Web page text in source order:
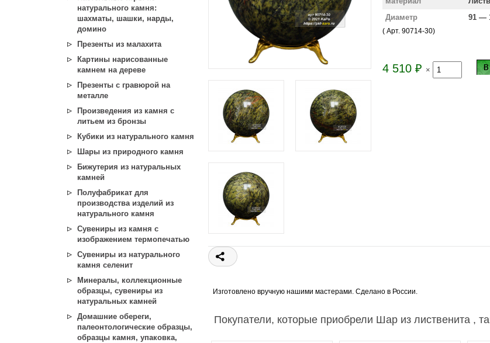
натурального камня:
шахматы, шашки, нарды,
домино
Презенты из малахита
Картины нарисованные
камнем на дереве
Презенты с гравюрой на
металле
Произведения из камня с
литьем из бронзы
Кубики из натурального камня
Шары из природного камня
Бижутерия из натуральных
камней
Полуфабрикат для
производства изделий из
натурального камня
Сувениры из камня с
изображением термопечатью
Сувениры из натурального
камня селенит
Минералы, коллекционные
образцы, сувениры из
натуральных камней
Домашние обереги,
палеонтологические образцы,
образцы камня, упаковка,
Диаметр
91 —
( Арт. 90714-30)
4 510 ₽ ×
Изготовлено вручную нашими мастерами. Сделано в России.
Покупатели, которые приобрели Шар из лиственита ,